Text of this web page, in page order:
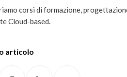
corsi di formazione,
Cloud-based.
articolo